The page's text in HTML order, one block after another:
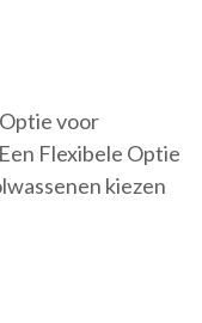
voor
Flexibele Optie
kiezen